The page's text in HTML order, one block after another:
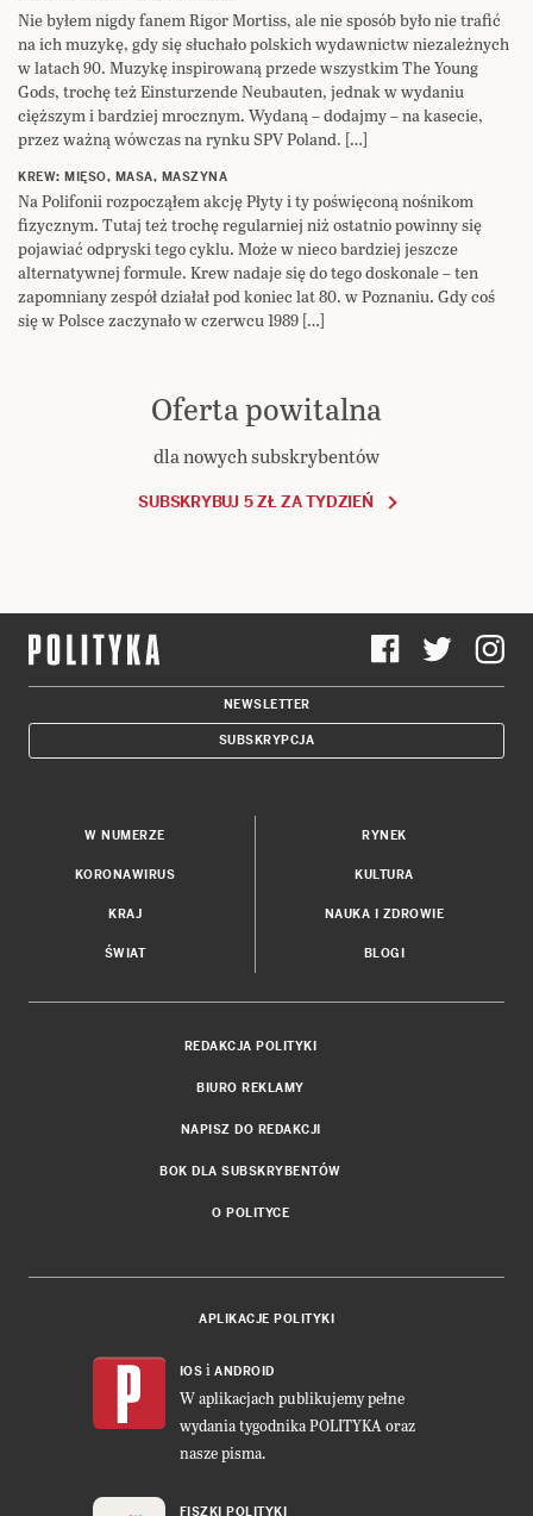
Nie byłem nigdy fanem Rigor Mortiss, ale nie sposób było nie trafić
na ich muzykę, gdy się słuchało polskich wydawnictw niezależnych
w latach 90. Muzykę inspirowaną przede wszystkim The Young
Gods, trochę też Einsturzende Neubauten, jednak w wydaniu
cięższym i bardziej mrocznym. Wydaną – dodajmy – na kasecie,
przez ważną wówczas na rynku SPV Poland. […]
KREW: MIĘSO, MASA, MASZYNA
Na Polifonii rozpocząłem akcję Płyty i ty poświęconą nośnikom
fizycznym. Tutaj też trochę regularniej niż ostatnio powinny się
pojawiać odpryski tego cyklu. Może w nieco bardziej jeszcze
alternatywnej formule. Krew nadaje się do tego doskonale – ten
zapomniany zespół działał pod koniec lat 80. w Poznaniu. Gdy coś
się w Polsce zaczynało w czerwcu 1989 […]
Oferta powitalna
dla nowych subskrybentów
SUBSKRYBUJ 5 ZŁ ZA TYDZIEŃ
NEWSLETTER
SUBSKRYPCJA
W NUMERZE
KORONAWIRUS
KRAJ
ŚWIAT
RYNEK
KULTURA
NAUKA I ZDROWIE
BLOGI
REDAKCJA POLITYKI
BIURO REKLAMY
NAPISZ DO REDAKCJI
BOK DLA SUBSKRYBENTÓW
O POLITYCE
APLIKACJE POLITYKI
IOS i ANDROID
W aplikacjach publikujemy pełne
wydania tygodnika POLITYKA oraz
nasze pisma.
FISZKI POLITYKI